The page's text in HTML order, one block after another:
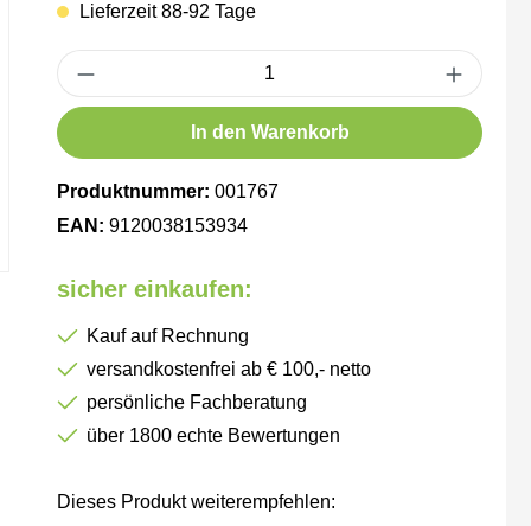
Lieferzeit 88-92 Tage
Produkt Anzahl: Gib den gewünschten Wert ein oder benutze die
In den Warenkorb
Produktnummer:001767
EAN:9120038153934
sicher einkaufen:
Kauf auf Rechnung
versandkostenfrei ab € 100,- netto
persönliche Fachberatung
über 1800 echte Bewertungen
Dieses Produkt weiterempfehlen: